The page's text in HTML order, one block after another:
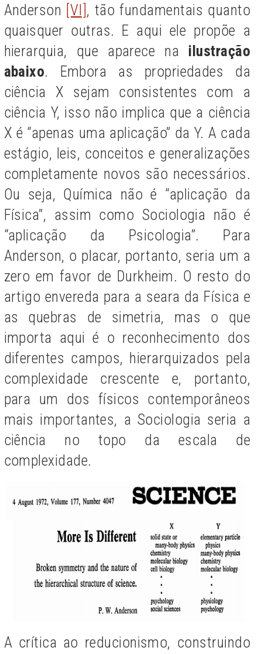
Anderson [VI], tão fundamentais quanto
quaisquer outras. E aqui ele propõe a
hierarquia, que aparece na ilustração
abaixo. Embora as propriedades da
ciência X sejam consistentes com a
ciência Y, isso não implica que a ciência
X é “apenas uma aplicação” da Y. A cada
estágio, leis, conceitos e generalizações
completamente novos são necessários.
Ou seja, Química não é “aplicação da
Física”, assim como Sociologia não é
“aplicação da Psicologia”. Para
Anderson, o placar, portanto, seria um a
zero em favor de Durkheim. O resto do
artigo envereda para a seara da Física e
as quebras de simetria, mas o que
importa aqui é o reconhecimento dos
diferentes campos, hierarquizados pela
complexidade crescente e, portanto,
para um dos físicos contemporâneos
mais importantes, a Sociologia seria a
ciência no topo da escala de
complexidade.
A crítica ao reducionismo, construindo